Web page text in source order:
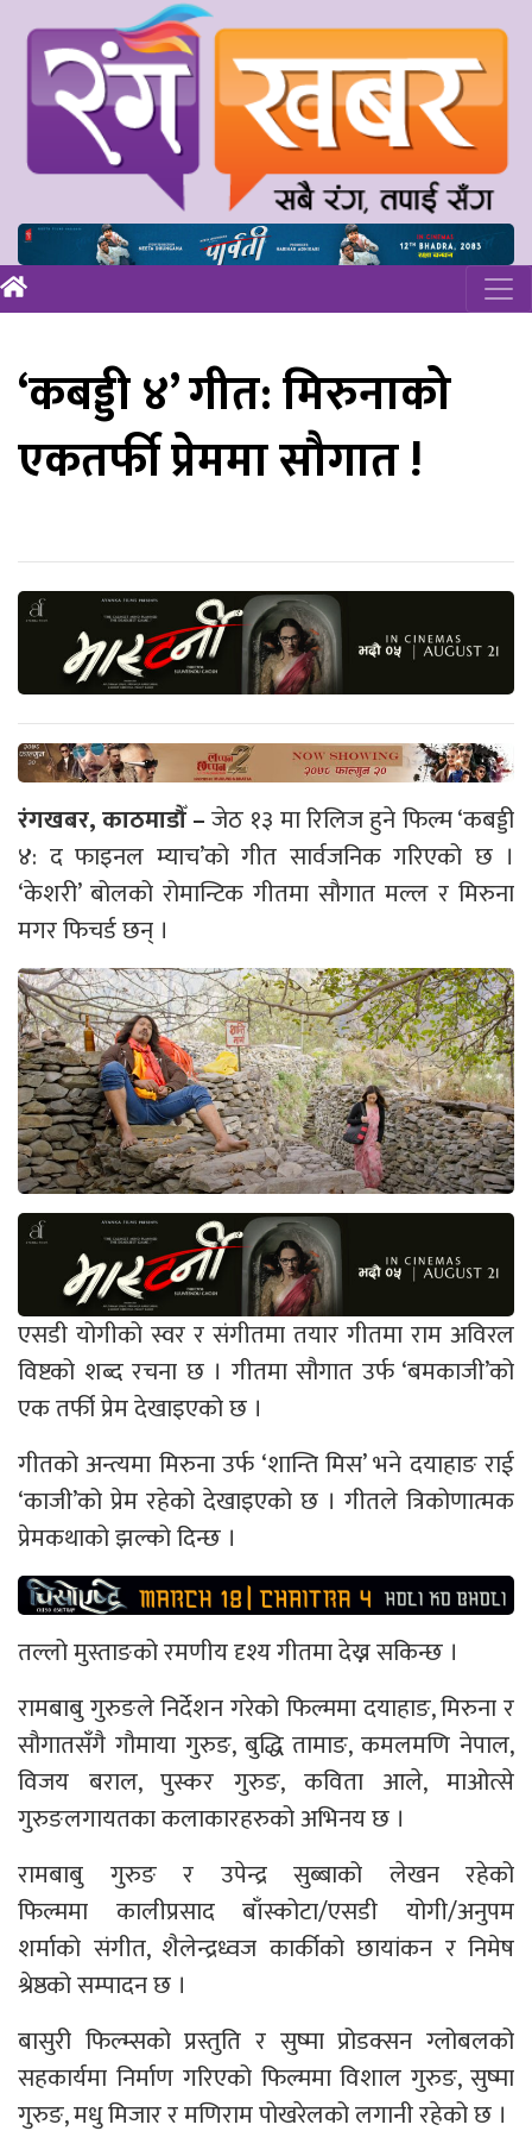
‘कबड्डी ४’ गीत: मिरुनाको
एकतर्फी प्रेममा सौगात !
रंगखबर, काठमाडौँ –जेठ १३ मा रिलिज हुने फिल्म ‘कबड्डी
४: द फाइनल म्याच’को गीत सार्वजनिक गरिएको छ ।
‘केशरी’ बोलको रोमान्टिक गीतमा सौगात मल्ल र मिरुना
मगर फिचर्ड छन् ।
एसडी योगीको स्वर र संगीतमा तयार गीतमा राम अविरल
विष्टको शब्द रचना छ । गीतमा सौगात उर्फ ‘बमकाजी’को
एक तर्फी प्रेम देखाइएको छ ।
गीतको अन्त्यमा मिरुना उर्फ ‘शान्ति मिस’ भने दयाहाङ राई
‘काजी’को प्रेम रहेको देखाइएको छ । गीतले त्रिकोणात्मक
प्रेमकथाको झल्को दिन्छ ।
तल्लो मुस्ताङको रमणीय दृश्य गीतमा देख्न सकिन्छ ।
रामबाबु गुरुङले निर्देशन गरेको फिल्ममा दयाहाङ, मिरुना र
सौगातसँगै गौमाया गुरुङ, बुद्धि तामाङ, कमलमणि नेपाल,
विजय बराल, पुस्कर गुरुङ, कविता आले, माओत्से
गुरुङलगायतका कलाकारहरुको अभिनय छ ।
रामबाबु गुरुङ र उपेन्द्र सुब्बाको लेखन रहेको
फिल्ममा कालीप्रसाद बाँस्कोटा/एसडी योगी/अनुपम
शर्माको संगीत, शैलेन्द्रध्वज कार्कीको छायांकन र निमेष
श्रेष्ठको सम्पादन छ ।
बासुरी फिल्म्सको प्रस्तुति र सुष्मा प्रोडक्सन ग्लोबलको
सहकार्यमा निर्माण गरिएको फिल्ममा विशाल गुरुङ, सुष्मा
गुरुङ, मधु मिजार र मणिराम पोखरेलको लगानी रहेको छ ।